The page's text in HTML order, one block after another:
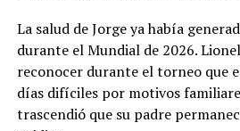
La salud de Jorge ya había
durante el Mundial de 2026.
reconocer durante el torneo que
días difíciles por motivos
trascendió que su padre